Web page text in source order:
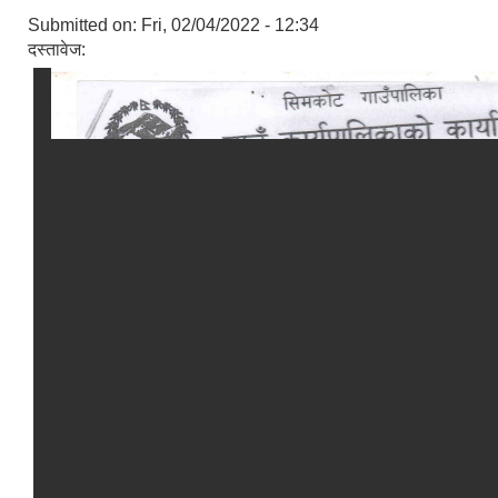
Submitted on: Fri, 02/04/2022 - 12:34
दस्तावेज: